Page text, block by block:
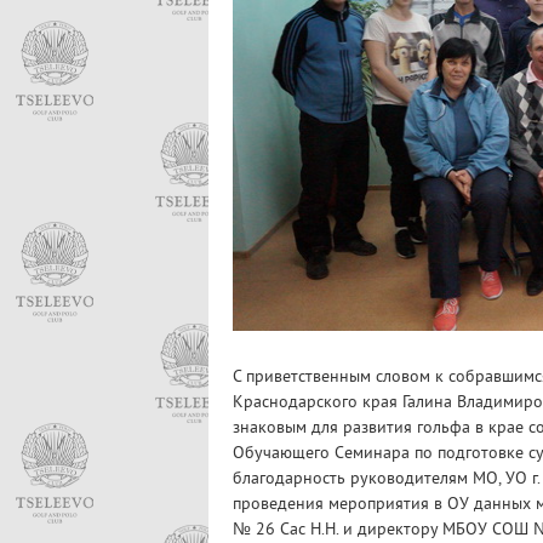
С приветственным словом к
Краснодарского края Галина
знаковым для развития гольфа в крае
Обучающего Семинара по подготовке
благодарность руководителям МО, УО
проведения мероприятия в ОУ
№ 26 Сас Н.Н. и директору МБОУ СОШ №